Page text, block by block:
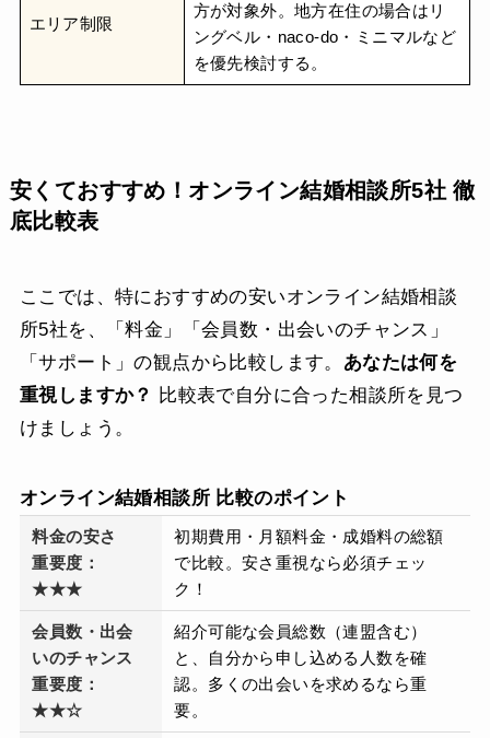
エリア制限
方が対象外。地方在住の場合はリ
ングベル・naco-do・ミニマルなど
を優先検討する。
安くておすすめ！オンライン結婚相談所5社 徹
底比較表
ここでは、特におすすめの安いオンライン結婚相談
所5社を、「料金」「会員数・出会いのチャンス」
「サポート」の観点から比較します。 あなたは何を
重視しますか？
比較表で自分に合った相談所を見つ
けましょう。
オンライン結婚相談所 比較のポイント
料金の安さ
重要度：
★★★
初期費用・月額料金・成婚料の総額
で比較。安さ重視なら必須チェッ
ク！
会員数・出会
いのチャンス
重要度：
★★☆
紹介可能な会員総数（連盟含む）
と、自分から申し込める人数を確
認。多くの出会いを求めるなら重
要。